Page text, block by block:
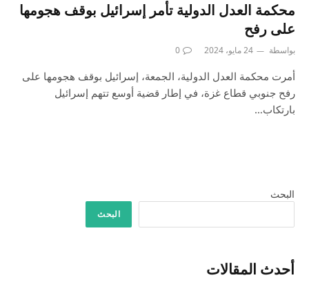
محكمة العدل الدولية تأمر إسرائيل بوقف هجومها
على رفح
بواسطة 24 مايو، 2024 0
أمرت محكمة العدل الدولية، الجمعة، إسرائيل بوقف هجومها على
رفح جنوبي قطاع غزة، في إطار قضية أوسع تتهم إسرائيل
بارتكاب…
البحث
البحث
أحدث المقالات